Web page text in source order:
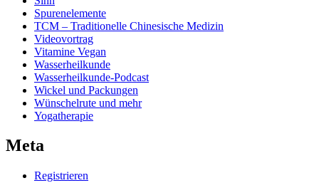
Spurenelemente
TCM – Traditionelle Chinesische Medizin
Videovortrag
Vitamine Vegan
Wasserheilkunde
Wasserheilkunde-Podcast
Wickel und Packungen
Wünschelrute und mehr
Yogatherapie
Meta
Registrieren